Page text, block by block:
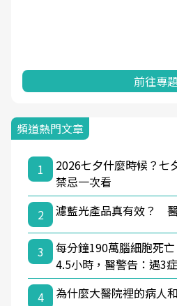
前往專
頻道熱門文章
1
2026七夕什麼時候？七
禁忌一次看
2
濾藍光產品真有效？
3
每分鐘190萬腦細胞死
4.5小時，醫警告：遇3
4
為什麼大醫院裡的病人